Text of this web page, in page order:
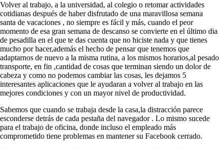
Volver al trabajo, a la universidad, al colegio o retomar actividades
cotidianas después de haber disfrutado de una maravillosa semana
santa de vacaciones , no siempre es fácil y más, cuando el peor
momento de esa gran semana de descanso se convierte en el último dia
de pesadilla en el que te das cuenta que no hiciste nada y que tienes
mucho por hacer,además el hecho de pensar que tenemos que
adaptarnos de nuevo a la misma rutina, a los mismos horarios,al pesado
transporte, en fin ,cantidad de cosas que terminan siendo un dolor de
cabeza y como no podemos cambiar las cosas, les dejamos 5
interesantes aplicaciones que le ayudaran a volver al trabajo en las
mejores condiciones y con un mayor nivel de productividad.
Sabemos que cuando se trabaja desde la casa,la distracción parece
esconderse detrás de cada pestaña del navegador . Lo mismo sucede
para el trabajo de oficina, donde incluso el empleado más
comprometido tiene problemas en mantener su Facebook cerrado.